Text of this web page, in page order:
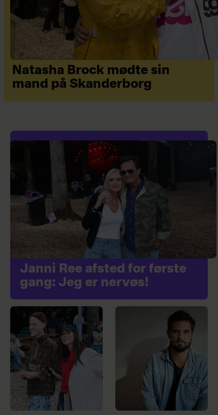
Natasha Brock mødte sin
mand på Skanderborg
Janni Ree afsted for første
gang: Jeg er nervøs!